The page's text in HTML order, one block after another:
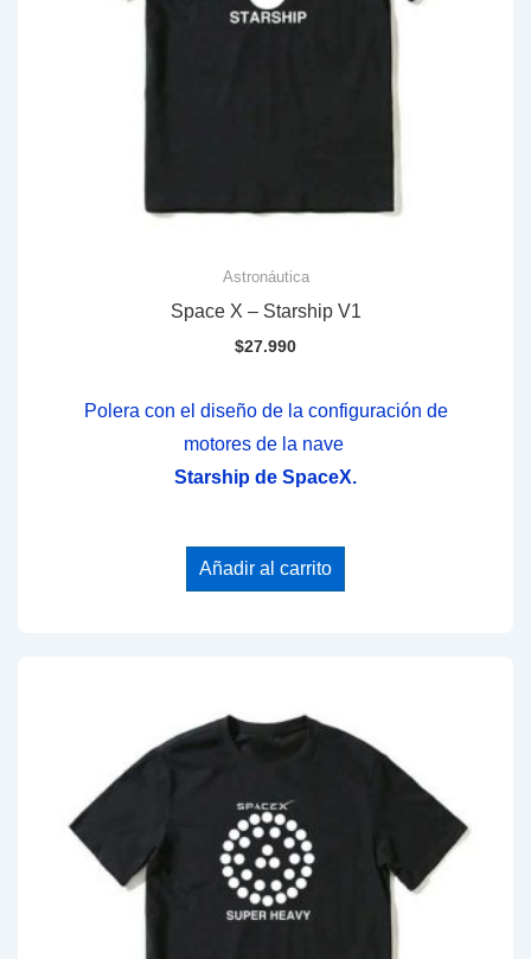
Astronáutica
Space X – Starship V1
$27.990
Polera con el diseño de la configuración de
motores de la nave
Starship de SpaceX.
Añadir al carrito